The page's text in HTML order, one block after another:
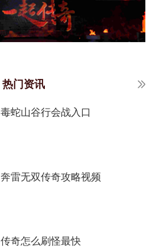
热门资讯
毒蛇山谷行会战入口
奔雷无双传奇攻略视频
传奇怎么刷怪最快